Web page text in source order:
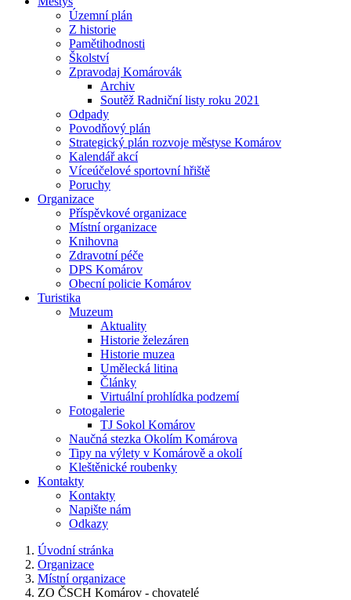
Územní plán
Z historie
Pamětihodnosti
Školství
Zpravodaj Komárovák
Archiv
Soutěž Radniční listy roku 2021
Odpady
Povodňový plán
Strategický plán rozvoje městyse Komárov
Kalendář akcí
Víceúčelové sportovní hřiště
Poruchy
Organizace
Příspěvkové organizace
Místní organizace
Knihovna
Zdravotní péče
DPS Komárov
Obecní policie Komárov
Turistika
Muzeum
Aktuality
Historie železáren
Historie muzea
Umělecká litina
Články
Virtuální prohlídka podzemí
Fotogalerie
TJ Sokol Komárov
Naučná stezka Okolím Komárova
Tipy na výlety v Komárově a okolí
Kleštěnické roubenky
Kontakty
Kontakty
Napište nám
Odkazy
Úvodní stránka
Organizace
Místní organizace
ZO ČSCH Komárov - chovatelé